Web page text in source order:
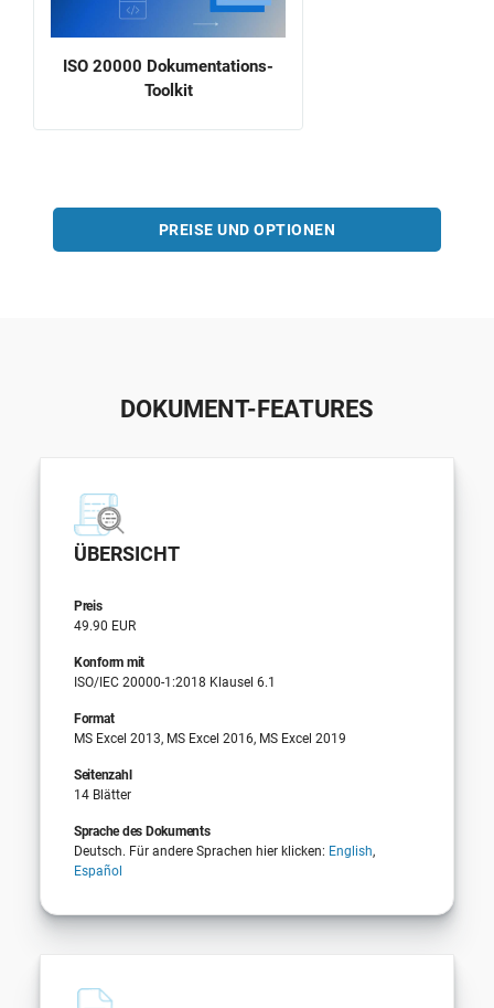
ISO 20000 Dokumentations-
Toolkit
PREISE UND OPTIONEN
DOKUMENT-FEATURES
ÜBERSICHT
Preis
49.90 EUR
Konform mit
ISO/IEC 20000-1:2018 Klausel 6.1
Format
MS Excel 2013, MS Excel 2016, MS Excel 2019
Seitenzahl
14 Blätter
Sprache des Dokuments
Deutsch. Für andere Sprachen hier klicken: English,
Español